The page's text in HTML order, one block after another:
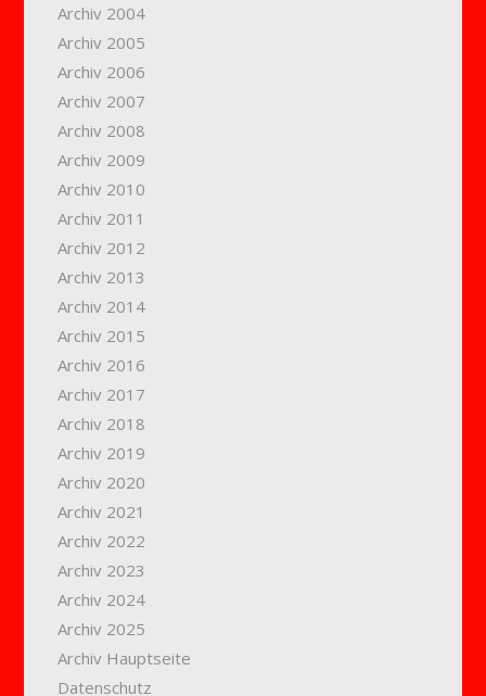
Archiv 2004
Archiv 2005
Archiv 2006
Archiv 2007
Archiv 2008
Archiv 2009
Archiv 2010
Archiv 2011
Archiv 2012
Archiv 2013
Archiv 2014
Archiv 2015
Archiv 2016
Archiv 2017
Archiv 2018
Archiv 2019
Archiv 2020
Archiv 2021
Archiv 2022
Archiv 2023
Archiv 2024
Archiv 2025
Archiv Hauptseite
Datenschutz